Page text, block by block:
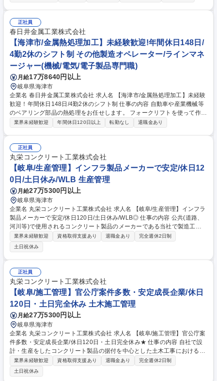
がら少しずつ覚えていける環境です。 ■ドローンを使った写真撮影なども
お任せしますが、操作は難しくないのでみんな未経験からすぐできるよう
になっています。 ■書類作成を専門で行うスタッフがいるため、現場の仕
事に集中しやすく、残業も少なめです！1案件を2名以上で管理。 募集職
種 【海津/土木施工管理/未経験歓迎】将来的に年収500万可！公共案件9割
のため安定
正社員
春日井金属工業株式会社
【海津市/金属熱処理加工】未経験歓迎!年間休日148日/
4勤2休のシフト制 その他製造オペレーター/ラインマネ
ージャー(機械/電気/電子製品専門職)
月給17万8640円以上
岐阜県海津市
企業名 春日井金属工業株式会社 求人名 【海津市/金属熱処理加工】未経験
歓迎！年間休日148日/4勤2休のシフト制 仕事の内容 自動車や産業機械等
のベアリング部品の熱処理をお任せします。 フォークリフトを使って作業
するため、重いものを持つことはありません。 【具体的には】工場での熱
講習(外部団体主催)を受講していただきます。※講習費用は会社負担(立て
替え払い/入社後清算) 【変更の範囲】変更なし 募集職種 【海津市/金属熱
処理加工】未経験歓迎！年間休日148日/4勤2休のシフト制
業界未経験歓迎 年間休日120日以上 転勤なし 退職金あり
正社員
丸栄コンクリート工業株式会社
【岐阜/生産管理】インフラ製品メーカーで安定/休日12
0日/土日休み/WLB 生産管理
月給27万5300円以上
岐阜県海津市
企業名 丸栄コンクリート工業株式会社 求人名 【岐阜/生産管理】インフラ
製品メーカーで安定/休日120日/土日休み/WLB◎ 仕事の内容 公共(道路、
河川等)で使用されるコンクリート製品のメーカーである当社で製造工場
の生産管理のお仕事をお任せします。近年自然災害対策が強化で需要拡大
する中で、人々の暮らしを守る貢献ができます。 【主業務】・生産スケジ
ュールの計画や調整 ・生産に必要な資材の発注や在庫、納期管理 ・完成
品の出荷管理等 ※当社の製品は特殊品を多く扱っています 【製品】「目
に見える、身近にある」コンクリート二次製品。都市部の駐車場などの地
下にある雨水貯水施設、道路の側溝、高速道路の高架下の中央分離擁壁、
水路や河川・港湾の護岸、身近なところで使用されています。 募集職種
【岐阜/生産管理】インフラ製品メーカーで安定/休日120日/土日休み/WLB
◎
業界未経験歓迎 資格取得支援あり 退職金あり
完全週休2日制
土日祝休み
正社員
丸栄コンクリート工業株式会社
【岐阜/施工管理】官公庁案件多数・安定成長企業/休日
120日・土日完全休み 土木施工管理
月給27万5300円以上
岐阜県海津市
企業名 丸栄コンクリート工業株式会社 求人名 【岐阜/施工管理】官公庁案
件多数・安定成長企業/休日120日・土日完全休み★ 仕事の内容 自社で設
計・生産をしたコンクリート製品の据付を中心とした土木工事における施
工管理業務。短工期・近隣エリア中心で、無理のない働き方が可能な現場
体制も魅力です。 ※建物の改変を伴う業務は含みません。 【具体例】■施
工管理業務：品質・安全・工程・予算の各管理業務 ■主にゼネコン協力の
業界未経験歓迎 資格取得支援あり 退職金あり
完全週休2日制
土日祝休み